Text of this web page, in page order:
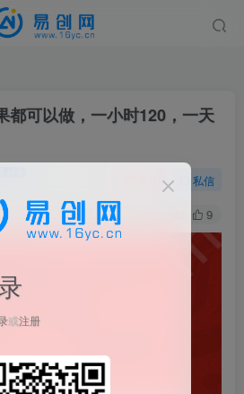
都可以做，一小时120，一天
私信
9
或注册